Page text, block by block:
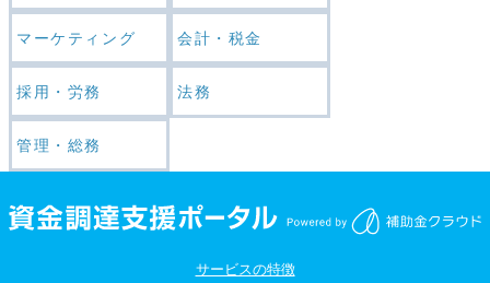
マーケティング 会計・税金
採用・労務 法務
管理・総務
サービスの特徴